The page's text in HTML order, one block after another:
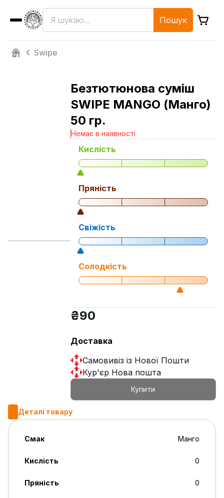
Пошук
Swipe
Безтютюнова суміш
SWIPE MANGO (Манго)
50 гр.
Немає в наявності
Кислість
Пряність
Свіжість
Солодкість
₴90
Доставка
Самовивіз із Нової Пошти
Кур'єр Нова пошта
Купити
Деталі товару
Смак Манго
Кислість 0
Пряність 0